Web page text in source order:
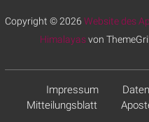
Copyright © 2026Website des
Himalayasvon
Impressum
Mitteilungsblatt